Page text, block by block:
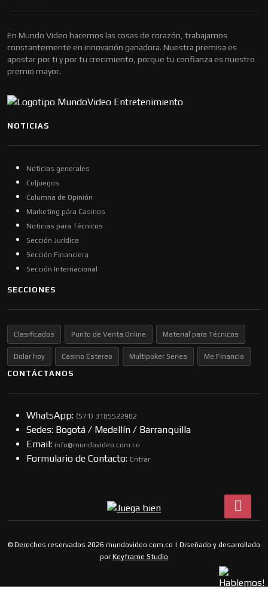
En Mundo Video hacemos las cosas de corazón, trabajamos
constantemente en innovación ganadora. Nuestra premisa es
apostar por ti y por tu crecimiento, porque tu confianza es nuestro
premio mayor.
NOTICIAS
Noticias generales
Coljuegos
Columna de Opinión
Marketing pára Casinos
Noticias para Técnicos
Sección Jurídica
Sección Financiera
Sección Internacional
SECCIONES
Clasificados Punto de Venta Online Material para Técnicos
Dolar hoy Casino Estereo Multipoker Series Me Financia
CONTÁCTANOS
WhatsApp: (57​​1) 3185522982
Sedes: Bogotá / Medellín / Barranquilla
Email: info@mundovideo.com.co
Formulario de Contacto: Entrar
© Derechos reservados 2026 mundovideo.com.co | Diseñado y desarrollado
por Keyframe Studio